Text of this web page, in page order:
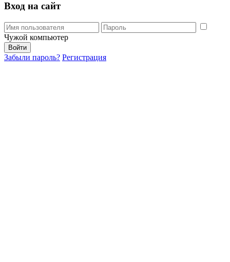
Вход на сайт
Чужой компьютер
Забыли пароль? Регистрация